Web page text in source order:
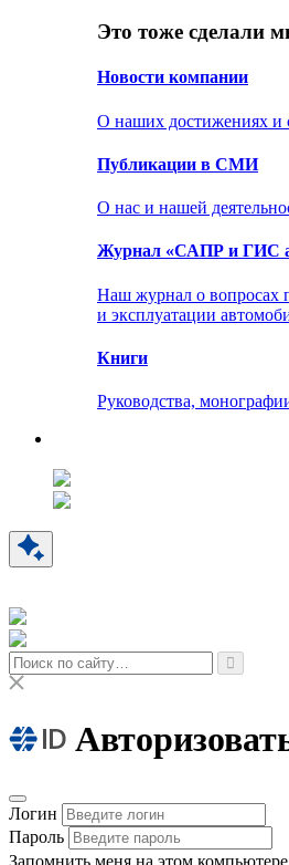
Это тоже сделали
Новости компании
О наших достижениях и
Публикации в СМИ
О нас и нашей
Журнал «САПР и ГИС
Наш журнал о вопросах
и эксплуатации
Книги
Руководства,
Логин
Пароль